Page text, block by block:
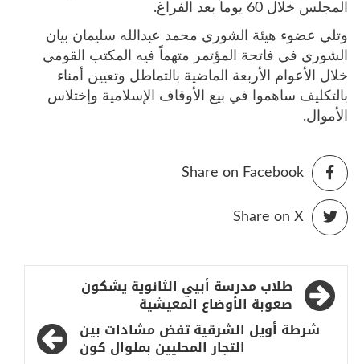
المجلس خلال 60 يوماً بعد الفراغ.
وتلي عضوء هيئة الشوري محمد عبدالله سليمان بيان
الشوري في فاتحة المؤتمر متهماً فيه المكتب القومي
خلال الأعوام الأربعة الماضية بالتماطل وتعيين أمناء
بالتكليف ساهموا في بيع الأوقاف الإسلامية وإختلاس
الأموال.
Share on Facebook
Share on X
تصفّح
المقالات
طلاب مدرسة أبيي الثانوية يشكون
صعوبة الأوضاع المعيشية
شرطة أويل الشرقية تفض مشادات بين
التجار المحليين بملوال كون